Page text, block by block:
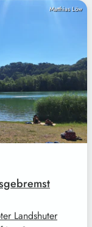
Matthias Löw
Landshuter